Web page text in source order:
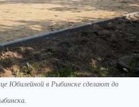
Юбилейной в Рыбинске сделают до